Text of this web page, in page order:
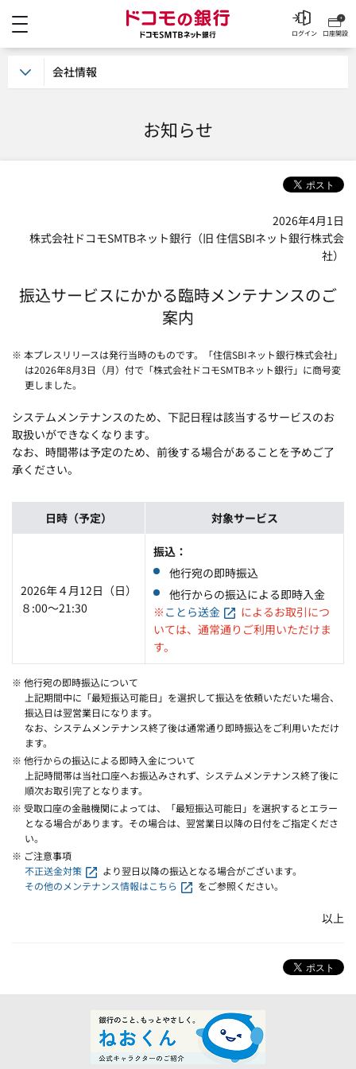
ドコモの銀行 ドコモ
口座開設
ログイン
お知らせ
2026年4月1日
株式会社ドコモSMTBネット銀行（旧 住信SBIネット銀行株式会
社）
振込サービスにかかる臨時メンテナンスのご
案内
※ 本プレスリリースは発行当時のものです。「住信SBIネット銀行株式会社」
は2026年8月3日（月）付で「株式会社ドコモSMTBネット銀行」に商号変
更しました。
システムメンテナンスのため、下記日程は該当するサービスのお
取扱いができなくなります。
なお、時間帯は予定のため、前後する場合があることを予めご了
承ください。
日時（予定） 対象サービス
2026年４月12日（日）
８:00～21:30
振込
他行宛の即時振込
他行からの振込による即時入金
※ ことら送金
によるお取引につ
いては、通常通りご利用いただけま
す。
※ 他行宛の即時振込について
上記期間中に「最短振込可能日」を選択して振込を依頼いただいた場合、
振込日は翌営業日になります。
なお、システムメンテナンス終了後は通常通り即時振込をご利用いただけ
ます。
※ 他行からの振込による即時入金について
上記時間帯は当社口座へお振込みされず、システムメンテナンス終了後に
順次お取引完了となります。
※ 受取口座の金融機関によっては、「最短振込可能日」を選択するとエラー
となる場合があります。その場合は、翌営業日以降の日付をご指定くださ
い。
※ ご注意事項
不正送金対策
より翌日以降の振込となる場合がございます。
その他のメンテナンス情報はこちら
をご参照ください。
以上
会社情報